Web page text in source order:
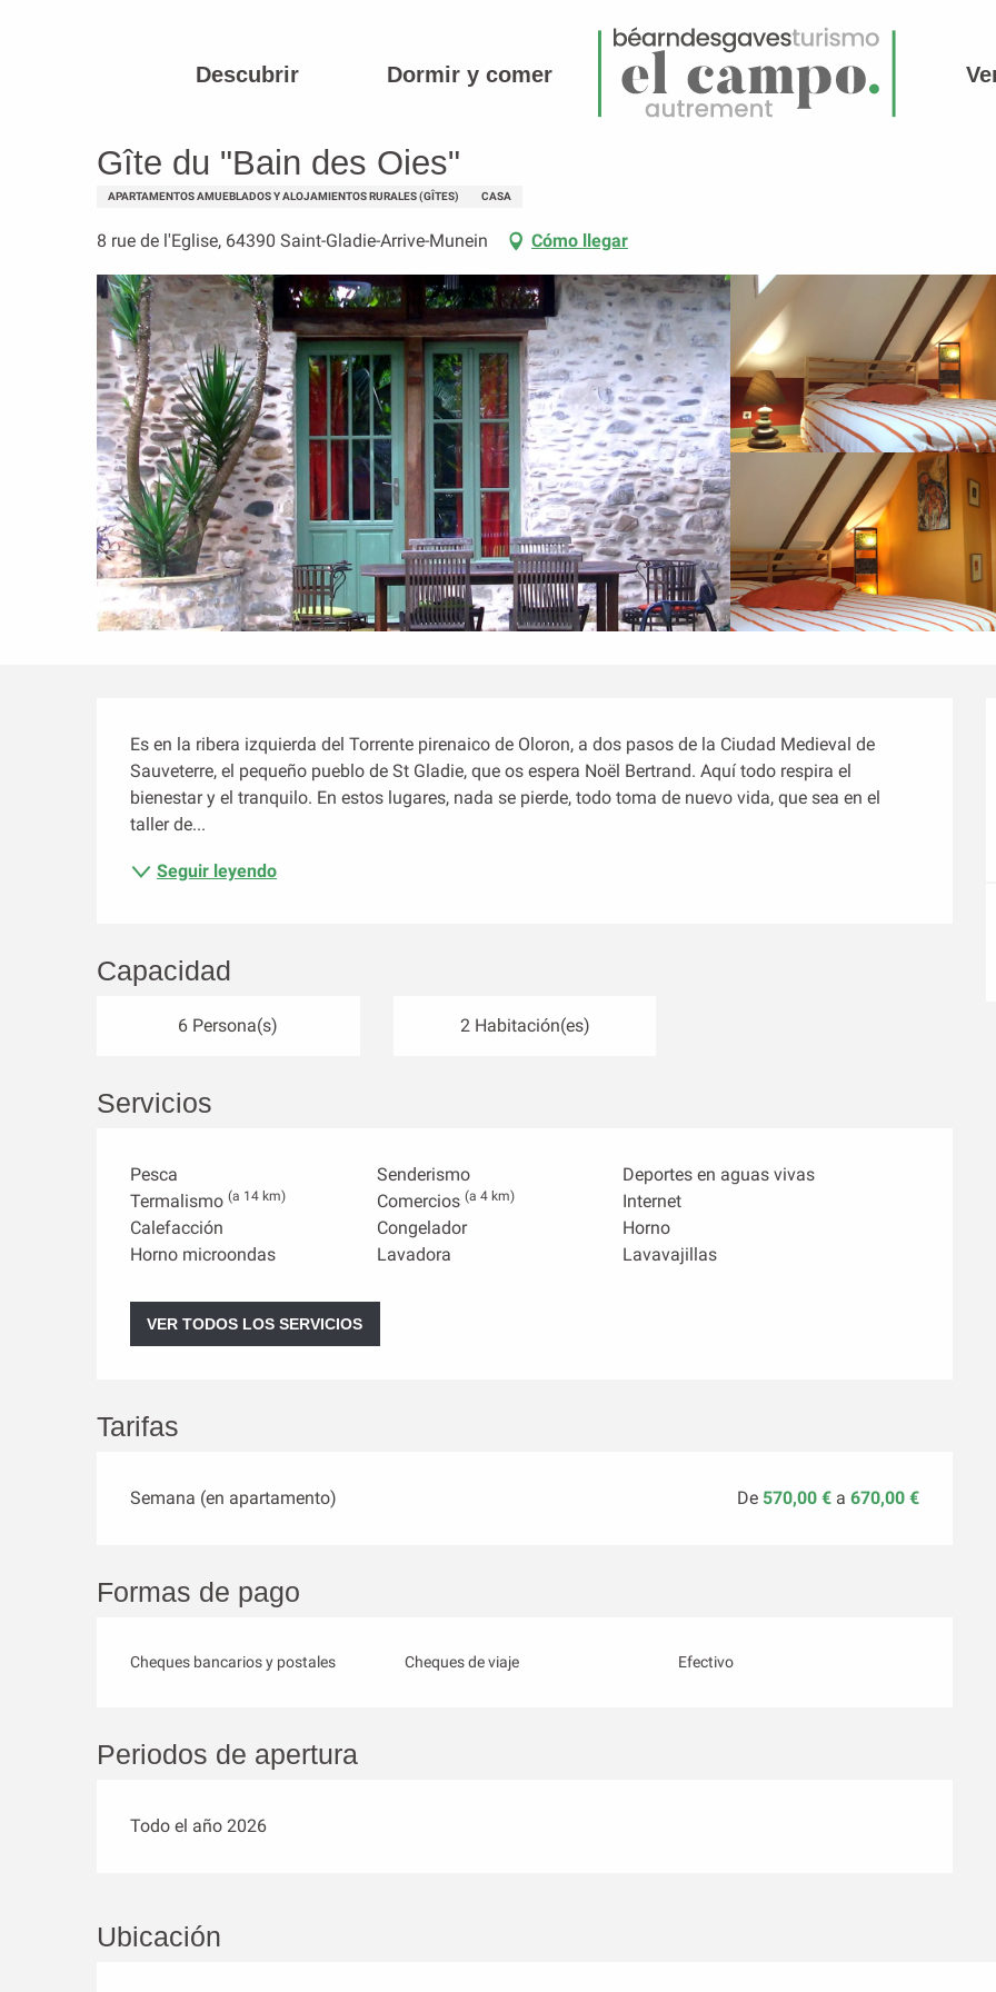
Descubrir Dormir y comer
Gîte du "Bain des Oies"
Gîte du "Bain des Oies"
APARTAMENTOS AMUEBLADOS Y ALOJAMIENTOS RURALES (GÎTES) CASA
8 rue de l'Eglise, 64390 Saint-Gladie-Arrive-Munein Cómo llegar
Es en la ribera izquierda del Torrente pirenaico de Oloron, a dos pasos de la Ciudad Medieval de
Sauveterre, el pequeño pueblo de St Gladie, que os espera Noël Bertrand. Aquí todo respira el
bienestar y el tranquilo. En estos lugares, nada se pierde, todo toma de nuevo vida, que sea en el
taller de...
Seguir leyendo
Capacidad
6 Persona(s) 2 Habitación(es)
Servicios
Pesca Senderismo
Deportes en aguas vivas
Termalismo(a 14 km) Comercios (a 4 km)
Internet
Calefacción
Congelador
Horno
Horno microondas
Lavadora Lavavajillas
VER TODOS LOS SERVICIOS
Tarifas
Semana (en apartamento) De 570,00 € a670,00 €
Formas de pago
Cheques bancarios y postales Cheques de viaje Efectivo
Periodos de apertura
Todo el año 2026
Ubicación